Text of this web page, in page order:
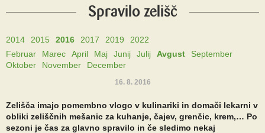
Spravilo zelišč
2014 2015 2016 2017 2019
2022
Februar
Marec April Maj Junij Julij Avgust
September
Oktober
November December
16. 8. 2016
Zelišča imajo pomembno vlogo v kulinariki in domači lekarni v
obliki zeliščnih mešanic za kuhanje, čajev, grenčic, krem,… Po
sezoni je čas za glavno spravilo in če sledimo nekaj